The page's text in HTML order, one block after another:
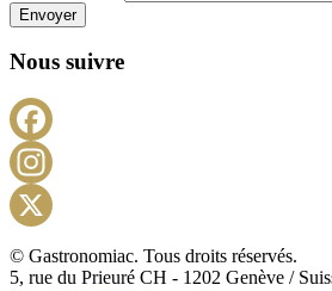
Envoyer
Nous suivre
X
© Gastronomiac. Tous droits réservés.
5, rue du Prieuré CH - 1202 Genève /